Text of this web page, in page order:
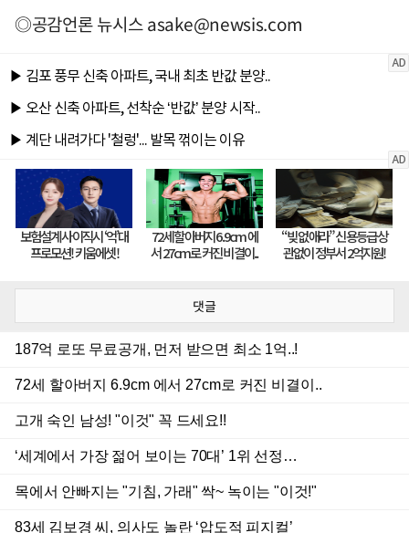
◎공감언론 뉴시스asake@newsis.com
댓글